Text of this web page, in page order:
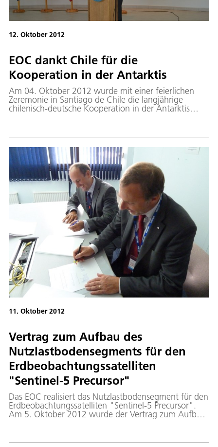
12. Oktober 2012
EOC dankt Chile für die
Kooperation in der Antarktis
Am 04. Oktober 2012 wurde mit einer feierlichen
Zeremonie in Santiago de Chile die langjährige
chilenisch-deutsche Kooperation in der Antarktis
11. Oktober 2012
Vertrag zum Aufbau des
Nutzlastbodensegments für den
Erdbeobachtungssatelliten
"Sentinel-5 Precursor"
Das EOC realisiert das Nutzlastbodensegment für den
Erdbeobachtungssatelliten "Sentinel-5 Precursor".
Am 5. Oktober 2012 wurde der Vertrag zum Aufbau
Precursor" ist Teil des Europäischen GMES-